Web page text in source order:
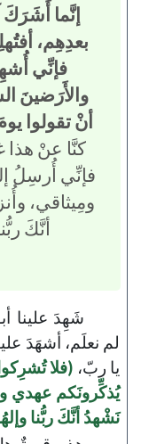
إنَّما أَشَرَكَ
بعدِهِم،
فإنِّي
والأَرَضينَ
أنْ تقولوا
كنَّا عنْ هذا
فإنِّي أُرسِلُ
ومِيثاقي،
أنَّكَ
شَهِدَ علينا
لم نعلَم، أشهَدَ
يا ربّ، (فلا
يُذكِّرونَكم عهدي
نَشْهدُ أنَّكَ ربُّنا